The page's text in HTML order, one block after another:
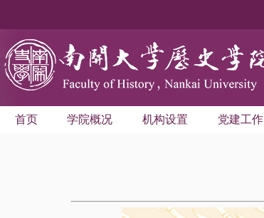
首页 学院概况 机构设置 党建工作